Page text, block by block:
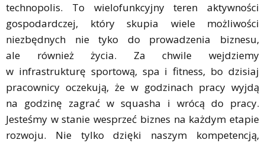
technopolis. To wielofunkcyjny teren aktywności
gospodardczej, który skupia wiele możliwości
niezbędnych nie tyko do prowadzenia biznesu,
ale również życia. Za chwile wejdziemy
w infrastrukturę sportową, spa i fitness, bo dzisiaj
pracownicy oczekują, że w godzinach pracy wyjdą
na godzinę zagrać w squasha i wrócą do pracy.
Jesteśmy w stanie wesprzeć biznes na każdym etapie
rozwoju. Nie tylko dzięki naszym kompetencją,